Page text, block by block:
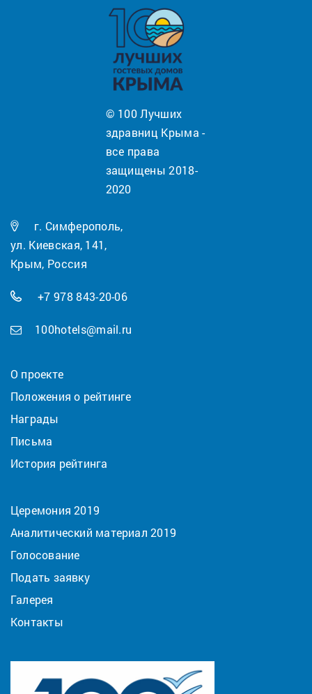
© 100 Лучших
здравниц Крыма -
все права
защищены 2018-
2020
г. Симферополь,
ул. Киевская, 141,
Крым, Россия
+7 978 843-20-06
100hotels@mail.ru
О проекте
Положения о рейтинге
Награды
Письма
История рейтинга
Церемония 2019
Аналитический материал 2019
Голосование
Подать заявку
Галерея
Контакты